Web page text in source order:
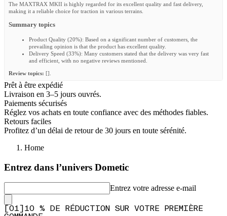
The MAXTRAX MKII is highly regarded for its excellent quality and fast delivery,
making it a reliable choice for traction in various terrains.
Summary topics
Product Quality (20%): Based on a significant number of customers, the
prevailing opinion is that the product has excellent quality.
Delivery Speed (33%): Many customers stated that the delivery was very fast
and efficient, with no negative reviews mentioned.
Review topics: [].
Review highlights
"The recovery boards make a robust impression and the mount as usual is of
good quality, which fully serves its purpose."
—Bastian T.
"Uncomplicated order, fast shipping, and top product."—Helmut K.
"Top product and fast delivery"
"Speaks for it self, been excellent for years"
Alles super
"Alles super"
Prêt à être expédié
Livraison en 3–5 jours ouvrés.
Paiements sécurisés
Réglez vos achats en toute confiance avec des méthodes fiables.
Retours faciles
Profitez d’un délai de retour de 30 jours en toute sérénité.
Home
Entrez dans l’univers Dometic
Entrez votre adresse e-mail
01
10 % DE RÉDUCTION SUR VOTRE PREMIÈRE